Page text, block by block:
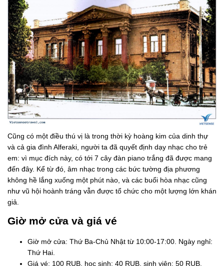
Cũng có một điều thú vị là trong thời kỳ hoàng kim của dinh thự
và cả gia đình Alferaki, người ta đã quyết định dạy nhạc cho trẻ
em: vì mục đích này, có tới 7 cây đàn piano trắng đã được mang
đến đây. Kể từ đó, âm nhạc trong các bức tường địa phương
không hề lắng xuống một phút nào, và các buổi hòa nhạc cũng
như vũ hội hoành tráng vẫn được tổ chức cho một lượng lớn khán
giả.
Giờ mở cửa và giá vé
Giờ mở cửa: Thứ Ba-Chủ Nhật từ 10:00-17:00. Ngày nghỉ:
Thứ Hai.
Giá vé: 100 RUB, học sinh: 40 RUB, sinh viên: 50 RUB.